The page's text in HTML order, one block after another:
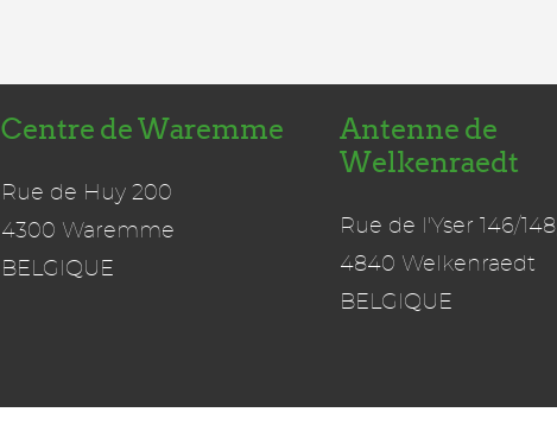
Centre de Waremme
Rue de Huy 200
4300 Waremme
BELGIQUE
Antenne de
Welkenraedt
Rue de l'Yser 146/148,
4840 Welkenraedt
BELGIQUE